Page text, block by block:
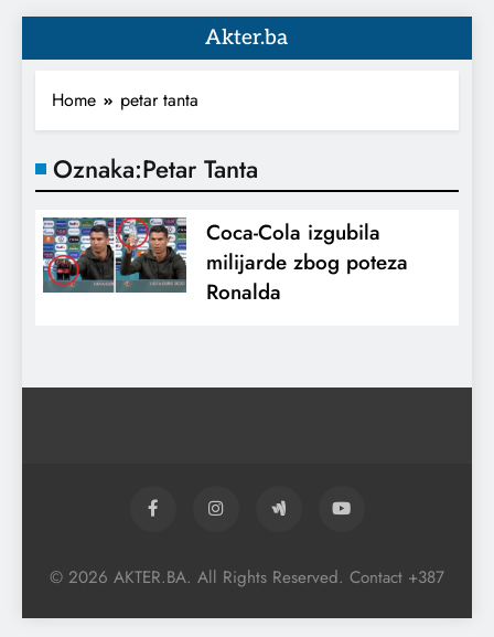
Akter.ba
Home petar tanta
Oznaka:Petar Tanta
Coca-Cola izgubila
milijarde zbog poteza
Ronalda
© 2026 AKTER.BA. All Rights Reserved. Contact +387